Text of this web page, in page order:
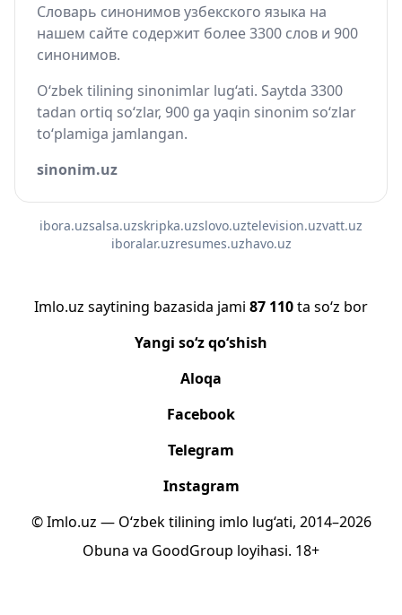
Словарь синонимов узбекского языка на
нашем сайте содержит более 3300 слов и 900
синонимов.
O‘zbek tilining sinonimlar lug‘ati. Saytda 3300
tadan ortiq so‘zlar, 900 ga yaqin sinonim so‘zlar
to‘plamiga jamlangan.
sinonim.uz
ibora.uzsalsa.uzskripka.uzslovo.uztelevision.uzvatt.uz
iboralar.uzresumes.uzhavo.uz
Imlo.uz saytining bazasida jami 87 110ta so‘z bor
Yangi so‘z qo‘shish
Aloqa
Facebook
Telegram
Instagram
© Imlo.uz — O‘zbek tilining imlo lug‘ati, 2014–2026
Obuna va GoodGroup loyihasi. 18+